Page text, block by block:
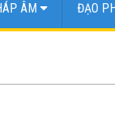
ÂM ĐẠO